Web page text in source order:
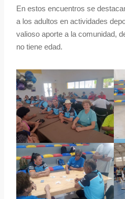
En estos encuentros se
a los adultos en actividades
valioso aporte a la comunidad,
no tiene edad.